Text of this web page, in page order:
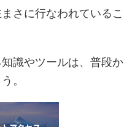
さに行なわれているこ
識やツールは、普段か
。